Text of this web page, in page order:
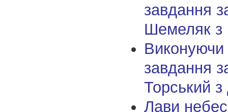
завдання
Шемеляк з
завдання
Торський
Лави